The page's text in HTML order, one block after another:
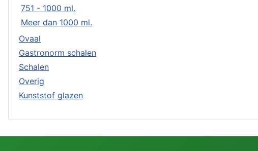
751 - 1000 ml.
Meer dan 1000 ml.
Ovaal
Gastronorm schalen
Schalen
Overig
Kunststof glazen